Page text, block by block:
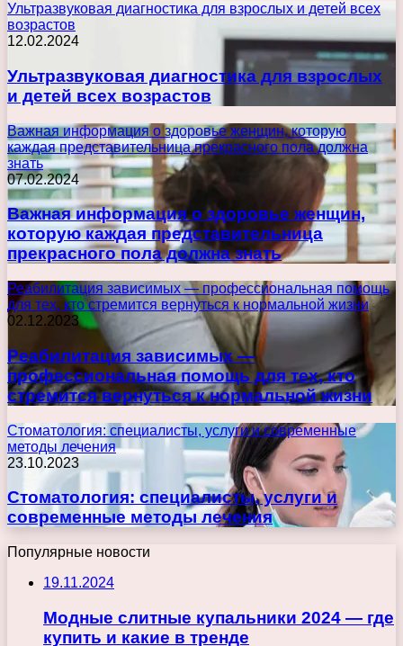
Ультразвуковая диагностика для взрослых и детей всех
возрастов
12.02.2024
Ультразвуковая диагностика для взрослых
и детей всех возрастов
Важная информация о здоровье женщин, которую
каждая представительница прекрасного пола должна
знать
07.02.2024
Важная информация о здоровье женщин,
которую каждая представительница
прекрасного пола должна знать
Реабилитация зависимых — профессиональная помощь
для тех, кто стремится вернуться к нормальной жизни
02.12.2023
Реабилитация зависимых —
профессиональная помощь для тех, кто
стремится вернуться к нормальной жизни
Стоматология: специалисты, услуги и современные
методы лечения
23.10.2023
Стоматология: специалисты, услуги и
современные методы лечения
Популярные новости
19.11.2024
Модные слитные купальники 2024 — где
купить и какие в тренде